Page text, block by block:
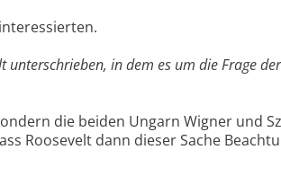
unterschrieben, in dem es um die Frage
die beiden Ungarn Wigner und
Roosevelt dann dieser Sache